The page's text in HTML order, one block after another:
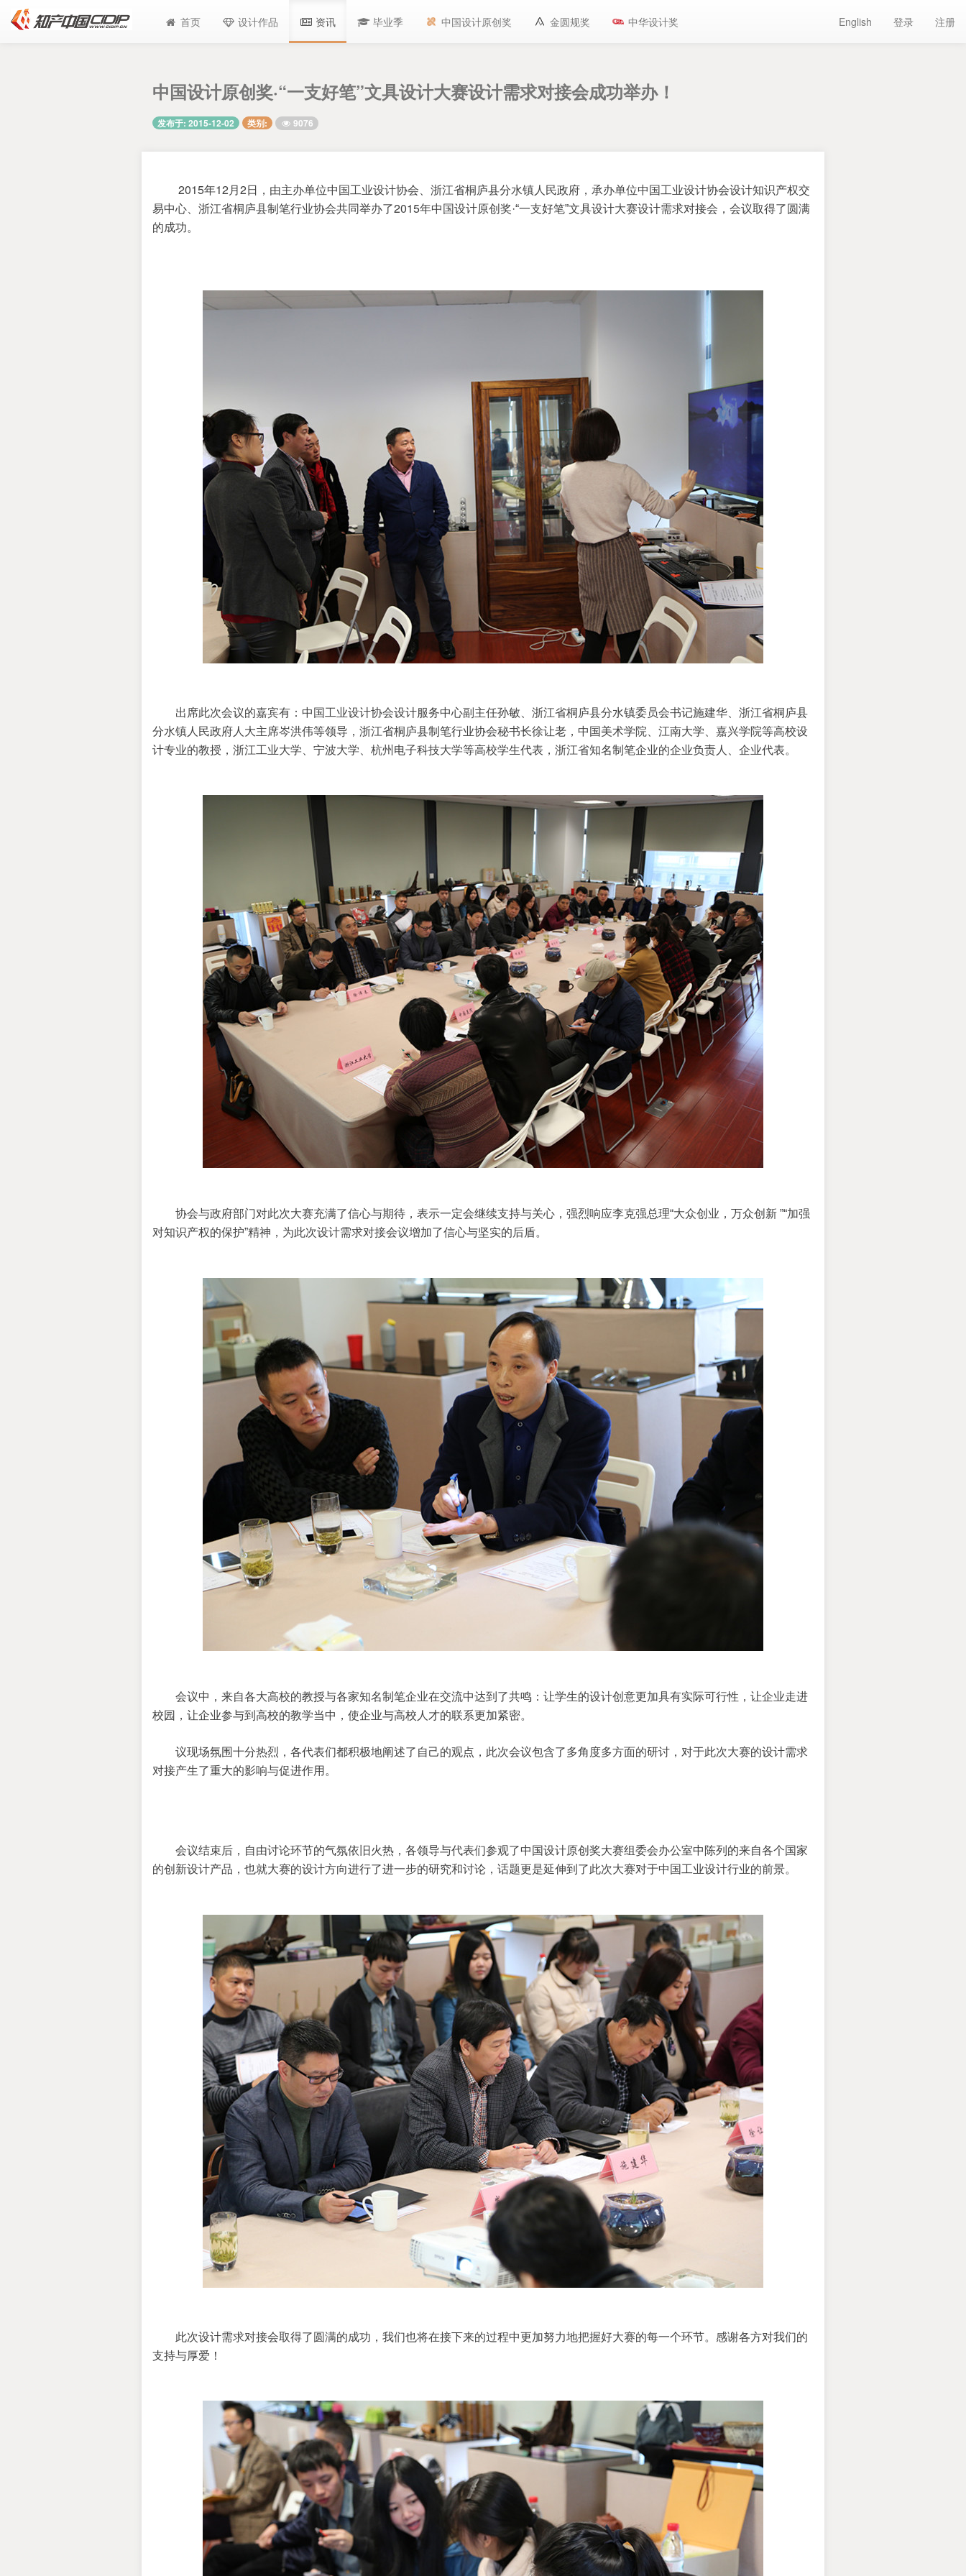
首页 设计作品 资讯 毕业季 中国设计原创奖 金圆规奖 中华设计奖 English 登录 注册
中国设计原创奖·“一支好笔”文具设计大赛设计需求对接会成功举办！
发布于: 2015-12-02 类别: 9076
2015年12 月 2 日，由主办单位中国工业设计协会、浙江省桐庐县分水镇人民政府，承办单位中国工业设计协会设计知识产权交
易中心、浙江省桐庐县制笔行业协会共同举办了2015年中国设计原创奖·“一支好笔”文具设计大赛设计需求对接会，会议取得了圆满
的成功。
出席此次会议的嘉宾有：中国工业设计协会设计服务中心副主任孙敏、浙江省桐庐县分水镇委员会书记施建华、 浙江省桐庐县
分水镇人民政府人大主席岑洪伟等领导 ，浙江省桐庐县制笔行业协会秘书长徐让老，中国美术学院、江南大学、嘉兴学院等高校设
计专业的教授，浙江工业大学、宁波大学、杭州电子科技大学等高校学生代表，浙江省知名制笔企业的企业负责人、企业代表。
协会与政府部门对此次大赛充满了信心与期待，表示一定会继续支持与关心，强烈响应李克强总理“大众创业，万众创新 ”“加强
对知识产权的保护”精神，为此次设计需求对接会议增加了信心与坚实的后盾。
会议中，来自各大高校的教授与各家知名制笔企业在交流中达到了共鸣：让学生的设计创意更加具有实际可行性，让企业走进
校园，让企业参与到高校的教学当中，使企业与高校人才的联系更加紧密。
议现场氛围十分热烈，各代表们都积极地阐述了自己的观点，此次会议包含了多角度多方面的研讨，对于此次大赛的设计需求
对接产生了重大的影响与促进作用。
会议结束后，自由讨论环节的气氛依旧火热，各领导与代表们参观了中国设计原创奖大赛组委会办公室中陈列的来自各个国家
的创新设计产品，也就大赛的设计方向进行了进一步的研究和讨论，话题更是延伸到了此次大赛对于中国工业设计行业的前景。
此次设计需求对接会取得了圆满的成功，我们也将在接下来的过程中更加努力地把握好大赛的每一个环节。感谢各方对我们的
支持与厚爱！